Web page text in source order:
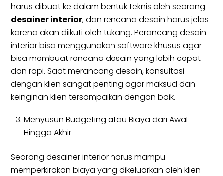
harus dibuat ke dalam bentuk teknis oleh seorang
desainer interior, dan rencana desain harus jelas
karena akan diikuti oleh tukang. Perancang desain
interior bisa menggunakan software khusus agar
bisa membuat rencana desain yang lebih cepat
dan rapi. Saat merancang desain, konsultasi
dengan klien sangat penting agar maksud dan
keinginan klien tersampaikan dengan baik.
Menyusun Budgeting atau Biaya dari Awal
Hingga Akhir
Seorang desainer interior harus mampu
memperkirakan biaya yang dikeluarkan oleh klien